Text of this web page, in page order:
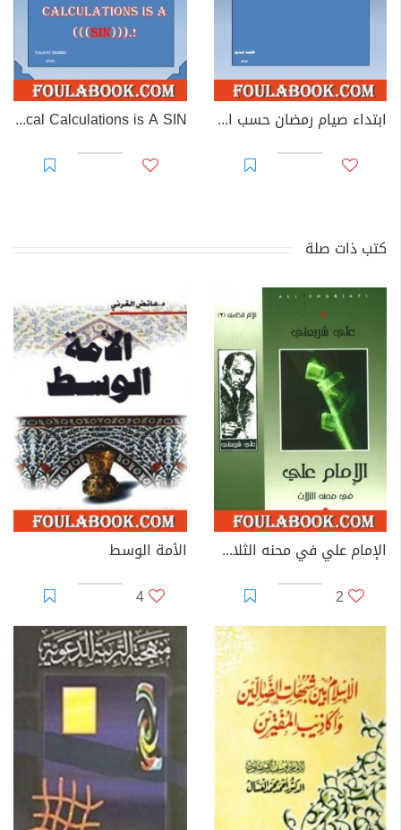
ابتداء صيام رمضان حسب الحساب الفلكي معصية Starting Ramadan Fasting According to stronomical Calculations is A SIN
كتب ذات صلة
الإمام علي في محنه الثلاث - الآثار الكاملة
2
الأمة الوسط
4